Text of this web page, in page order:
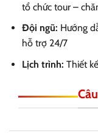
tổ chức tour –
Đội ngũ: Hướng
hỗ trợ 24/7
Lịch trình: Thiết